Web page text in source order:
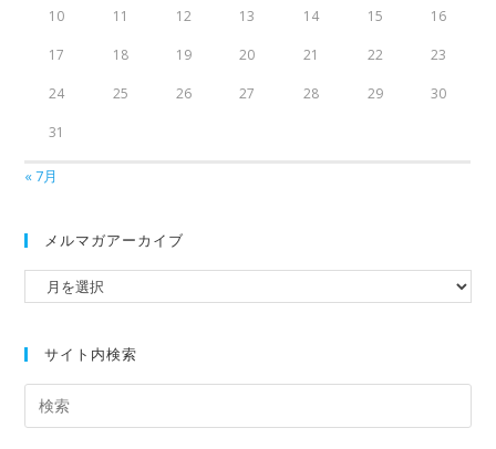
10 11 12 13 14 15 16
17 18 19 20 21 22 23
24 25 26 27 28 29 30
31
« 7月
メルマガアーカイブ
サイト内検索